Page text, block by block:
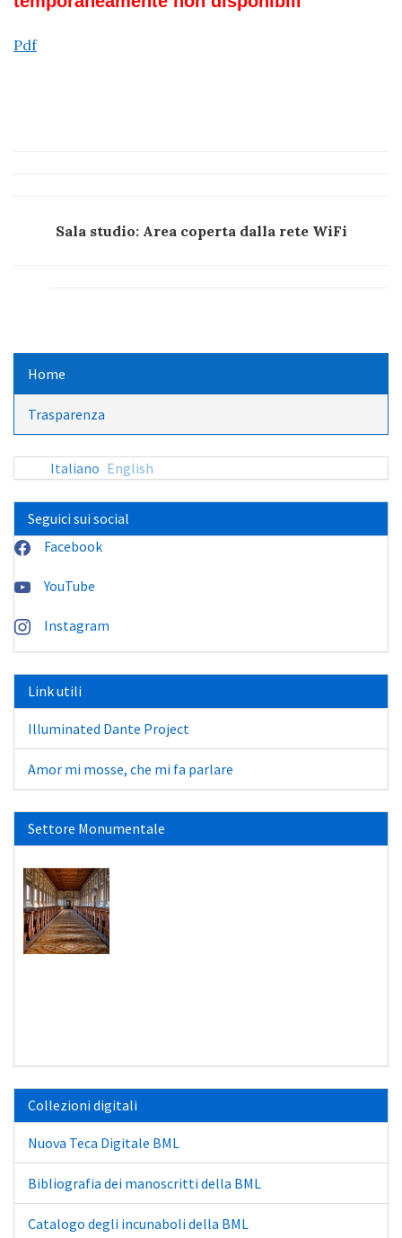
Pdf
Sala studio: Area coperta dalla rete WiFi
Home
Trasparenza
Italiano English
Seguici sui social
Facebook
YouTube
Instagram
Link utili
Illuminated Dante Project
Amor mi mosse, che mi fa parlare
Settore Monumentale
Collezioni digitali
Nuova Teca Digitale BML
Bibliografia dei manoscritti della BML
Catalogo degli incunaboli della BML